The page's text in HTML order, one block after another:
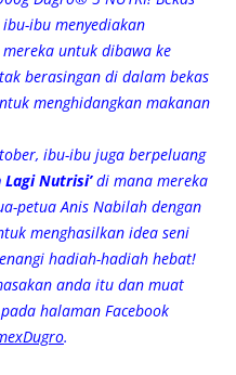
ibu menyediakan
untuk dibawa ke
berasingan di dalam bekas
menghidangkan makanan
ibu-ibu juga berpeluang
Lagi Nutrisi’di mana mereka
petua Anis Nabilah dengan
menghasilkan idea seni
hadiah-hadiah hebat!
anda itu dan muat
halaman Facebook
.